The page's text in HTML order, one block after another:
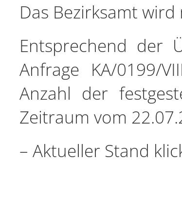
Das Bezirksamt
Entsprechend der
Anfrage KA/0199/
Anzahl der
Zeitraum vom
– Aktueller Stand